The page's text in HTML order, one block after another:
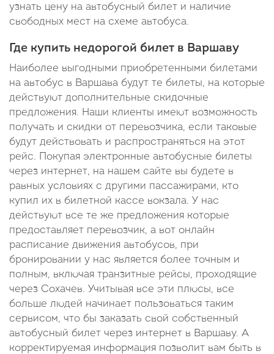
узнать цену на автобусный билет и наличие
свободных мест на схеме автобуса.
Где купить недорогой билет в Варшаву
Наиболее выгодными приобретенными билетами
на автобус в Варшава будут те билеты, на которые
действуют дополнительные скидочные
предложения. Наши клиенты имеют возможность
получать и скидки от перевозчика, если таковые
будут действовать и распространяться на этот
рейс. Покупая электронные автобусные билеты
через интернет, на нашем сайте вы будете в
равных условиях с другими пассажирами, кто
купил их в билетной кассе вокзала. У нас
действуют все те же предложения которые
предоставляет перевозчик, а вот онлайн
расписание движения автобусов, при
бронировании у нас является более точным и
полным, включая транзитные рейсы, проходящие
через Сохачев. Учитывая все эти плюсы, все
больше людей начинает пользоваться таким
сервисом, что бы заказать свой собственный
автобусный билет через интернет в Варшаву. А
корректируемая информация позволит вам быть в